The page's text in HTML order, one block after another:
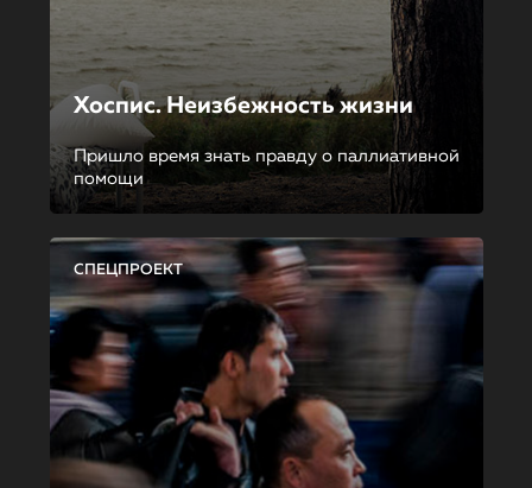
Хоспис. Неизбежность жизни
Пришло время знать правду о паллиативной
помощи
СПЕЦПРОЕКТ